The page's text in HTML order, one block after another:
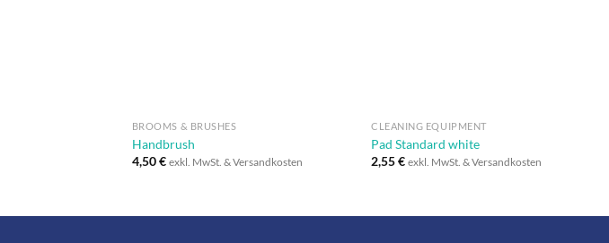
BROOMS & BRUSHES
Handbrush
4,50€ exkl. MwSt. & Versandkosten
CLEANING EQUIPMENT
Pad Standard white
2,55€ exkl. MwSt. & Versandkosten